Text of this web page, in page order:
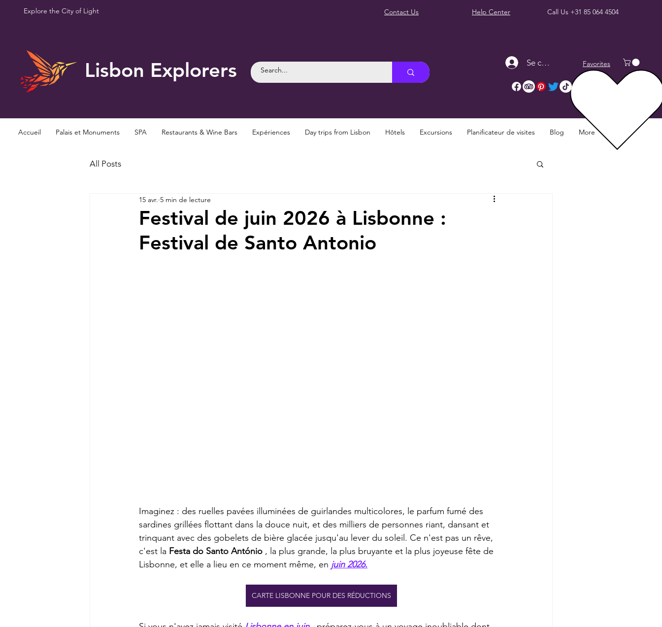
Explore the City of Light Contact Us Help Center Call Us +31 85 064 4504
Lisbon Explorers Se connecter Favorites
Accueil Palais et Monuments SPA Restaurants & Wine Bars Expériences Day trips from Lisbon Hôtels Excursions Planificateur de visites Blog More
All Posts
Festival de juin 2026 à Lisbonne :
Festival de Santo Antonio
15 avr. 5 min de lecture
Imaginez : des ruelles pavées illuminées de guirlandes multicolores, le parfum fumé des
sardines grillées flottant dans la douce nuit, et des milliers de personnes riant, dansant et
trinquant avec des gobelets de bière glacée jusqu'au lever du soleil. Ce n'est pas un rêve,
c'est la Festa do Santo António , la plus grande, la plus bruyante et la plus joyeuse fête de
Lisbonne, et elle a lieu en ce moment même, en juin 2026.
CARTE LISBONNE POUR DES RÉDUCTIONS